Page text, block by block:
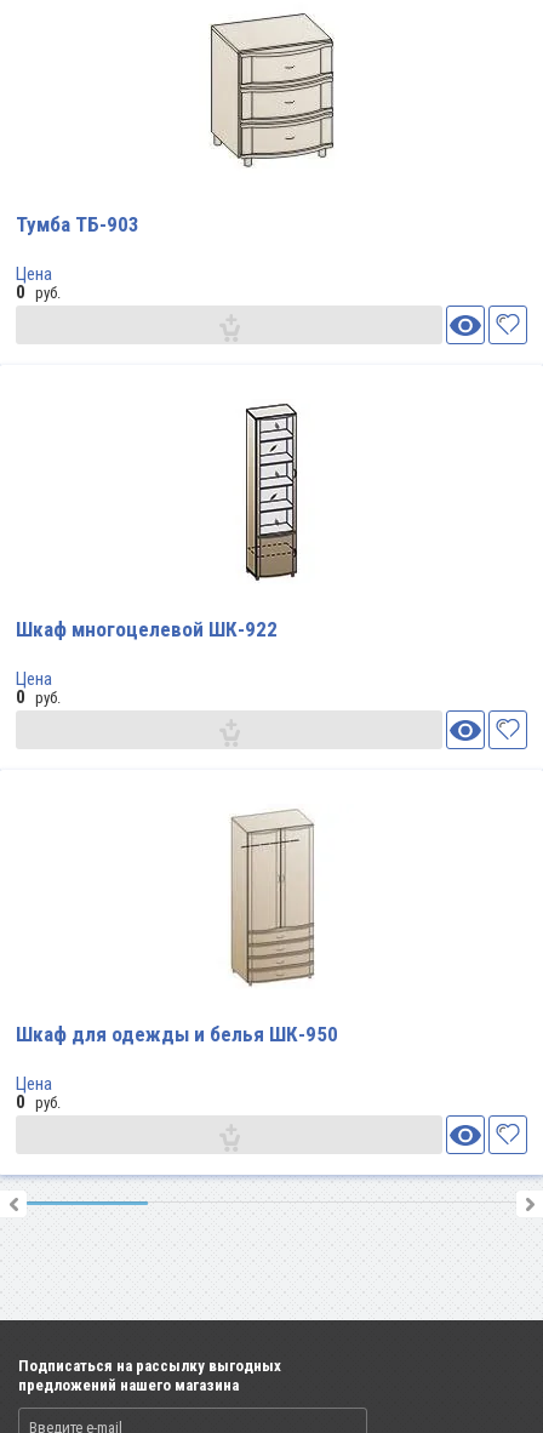
Тумба ТБ-903
Цена
0 руб.
Шкаф многоцелевой ШК-922
Цена
0 руб.
Шкаф для одежды и белья ШК-950
Цена
0 руб.
Подписаться на рассылку выгодных
предложений нашего магазина